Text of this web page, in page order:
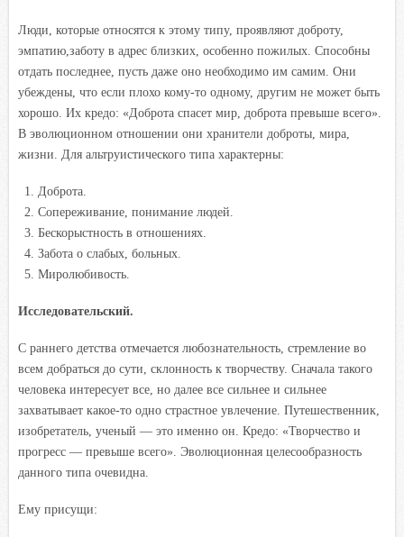
Люди, которые относятся к этому типу, проявляют доброту,
эмпатию,заботу в адрес близких, особенно пожилых. Способны
отдать последнее, пусть даже оно необходимо им самим. Они
убеждены, что если плохо кому-то одному, другим не может быть
хорошо. Их кредо: «Доброта спасет мир, доброта превыше всего».
В эволюционном отношении они хранители доброты, мира,
жизни. Для альтруистического типа характерны:
Доброта.
Сопереживание, понимание людей.
Бескорыстность в отношениях.
Забота о слабых, больных.
Миролюбивость.
Исследовательский.
С раннего детства отмечается любознательность, стремление во
всем добраться до сути, склонность к творчеству. Сначала такого
человека интересует все, но далее все сильнее и сильнее
захватывает какое-то одно страстное увлечение. Путешественник,
изобретатель, ученый — это именно он. Кредо: «Творчество и
прогресс — превыше всего». Эволюционная целесообразность
данного типа очевидна.
Ему присущи: